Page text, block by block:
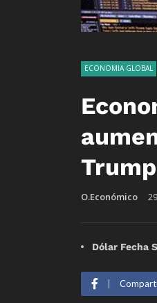
ECONOMIA GLOBAL
Trump
O.Económico
Dólar Fecha